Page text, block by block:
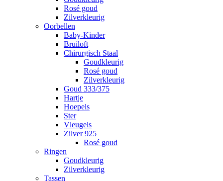
Rosé goud
Zilverkleurig
Oorbellen
Baby-Kinder
Bruiloft
Chirurgisch Staal
Goudkleurig
Rosé goud
Zilverkleurig
Goud 333/375
Hartje
Hoepels
Ster
Vleugels
Zilver 925
Rosé goud
Ringen
Goudkleurig
Zilverkleurig
Tassen